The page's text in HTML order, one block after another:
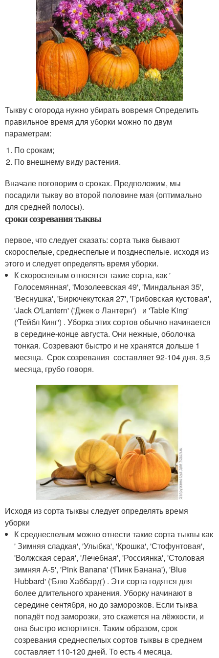
Тыкву с огорода нужно убирать вовремя Определить
правильное время для уборки можно по двум
параметрам:
По срокам;
По внешнему виду растения.
Вначале поговорим о сроках. Предположим, мы
посадили тыкву во второй половине мая (оптимально
для средней полосы).
сроки созревания тыквы
первое, что следует сказать: сорта тыкв бывают
скороспелые, среднеспелые и позднеспелые. исходя из
этого и следует определять время уборки.
К скороспелым относятся такие сорта, как '
Голосемянная', 'Мозолеевская 49', 'Миндальная 35',
'Веснушка', 'Бирючекутская 27', 'Грибовская кустовая',
'Jack O'Lantern' ('Джек о Лантерн') и 'Table King'
('Тейбл Кинг') . Уборка этих сортов обычно начинается
в середине-конце августа. Они нежные, оболочка
тонкая. Созревают быстро и не хранятся дольше 1
месяца. Срок созревания составляет 92-104 дня. 3,5
месяца, грубо говоря.
Исходя из сорта тыквы следует определять время
уборки
К среднеспелым можно отнести такие сорта тыквы как
' Зимняя сладкая', 'Улыбка', 'Крошка', 'Стофунтовая',
'Волжская серая', 'Лечебная', 'Россиянка', 'Столовая
зимняя А-5', 'Pink Banana' ('Пинк Банана'), 'Blue
Hubbard' ('Блю Хаббард') . Эти сорта годятся для
более длительного хранения. Уборку начинают в
середине сентября, но до заморозков. Если тыква
попадёт под заморозки, это скажется на лёжкости, и
она быстро испортится. Таким образом, срок
созревания среднеспелых сортов тыквы в среднем
составляет 110-120 дней. То есть 4 месяца.